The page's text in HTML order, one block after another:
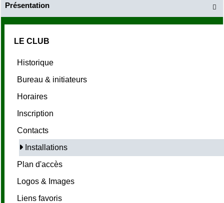

Présentation
LE CLUB
Historique
Bureau & initiateurs
Horaires
Inscription
Contacts
Installations
Plan d'accès
Logos & Images
Liens favoris